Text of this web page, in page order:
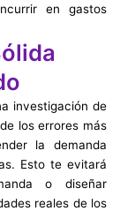
en gastos
investigación de
los errores más
la demanda
Esto te evitará
o diseñar
reales de los